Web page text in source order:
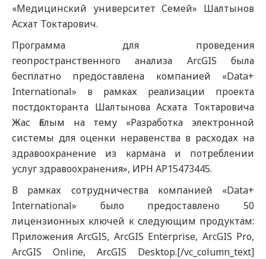
«Медицинский университет Семей» Шалтынов
Асхат Токтарович.
Программа для проведения
геопространственного анализа ArcGIS была
бесплатно предоставлена компанией «Data+
International» в рамках реализации проекта
постдокторанта Шалтынова Асхата Токтаровича
Жас Ғалым на тему «Разработка электронной
системы для оценки неравенства в расходах на
здравоохранение из кармана и потреблении
услуг здравоохранения», ИРН АР15473445.
В рамках сотрудничества компанией «Data+
International» было предоставлено 50
лицензионных ключей к следующим продуктам:
Приложения ArcGIS, ArcGIS Enterprise, ArcGIS Pro,
ArcGIS Online, ArcGIS Desktop.[/vc_column_text]